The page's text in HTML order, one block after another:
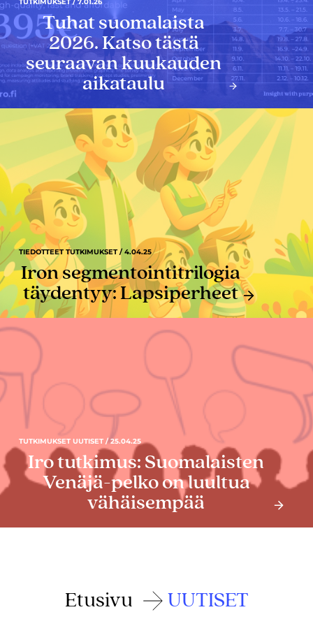
Tuhat suomalaista
2026. Katso tästä
seuraavan kuukauden
aikataulu
TUTKIMUKSET UUTISET / 25.04.25
Iro tutkimus: Suomalaisten
Venäjä-pelko on luultua
vähäisempää
TIEDOTTEET TUTKIMUKSET / 4.04.25
Iron segmentointitrilogia
täydentyy: Lapsiperheet
Etusivu UUTISET